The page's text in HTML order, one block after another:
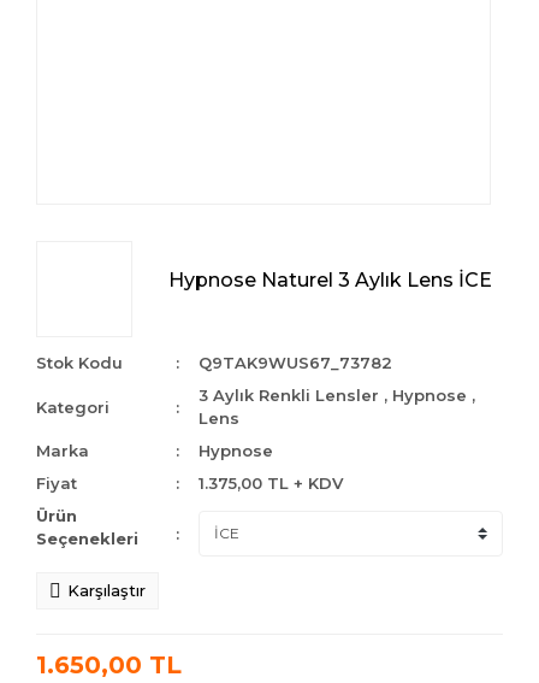
Hypnose Naturel 3 Aylık Lens İCE
Stok Kodu Q9TAK9WUS67_73782
Kategori
3 Aylık Renkli Lensler , Hypnose ,
Lens
Marka
Hypnose
Fiyat
1.375,00 TL + KDV
Ürün
Seçenekleri
Karşılaştır
1.650,00 TL